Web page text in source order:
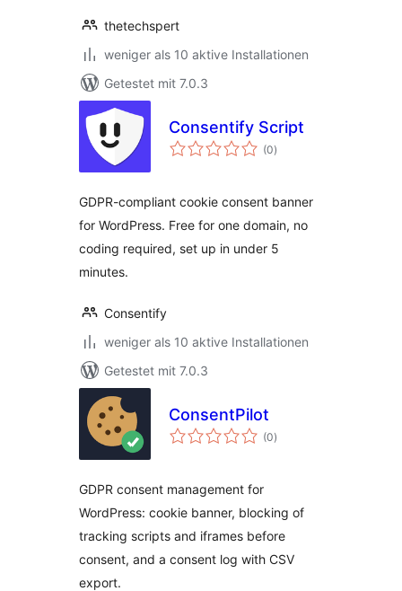
thetechspert
weniger als 10 aktive Installationen
Getestet mit 7.0.3
Consentify Script
(0Bewertungen
insgesamt
)
GDPR-compliant cookie consent banner
for WordPress. Free for one domain, no
coding required, set up in under 5
minutes.
Consentify
weniger als 10 aktive Installationen
Getestet mit 7.0.3
ConsentPilot
(0Bewertungen
insgesamt
)
GDPR consent management for
WordPress: cookie banner, blocking of
tracking scripts and iframes before
consent, and a consent log with CSV
export.